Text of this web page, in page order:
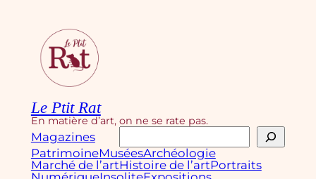
contenu
Le Ptit Rat
En matière d’art, on ne se rate pas.
Magazines
Rechercher
PatrimoineMuséesArchéologie
Marché de l’artHistoire de l’artPortraits